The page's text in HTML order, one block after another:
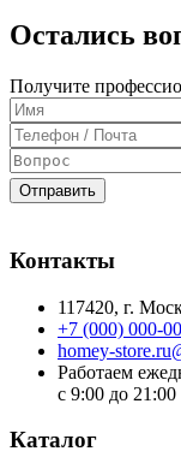
Остались
Получите
Отправить
Контакты
117420, г.
+7 (000) 000-
homey-
Работаем
с 9:00 до 21:00
Каталог